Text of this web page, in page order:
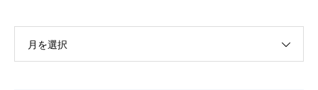
月を選択